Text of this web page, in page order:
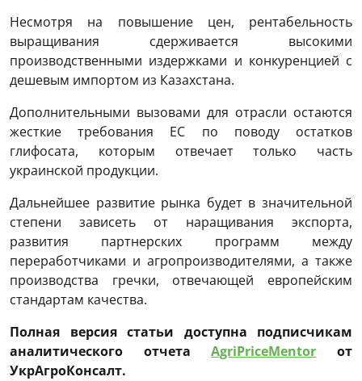
Несмотря на повышение цен, рентабельность
выращивания сдерживается высокими
производственными издержками и конкуренцией с
дешевым импортом из Казахстана.
Дополнительными вызовами для отрасли остаются
жесткие требования ЕС по поводу остатков
глифосата, которым отвечает только часть
украинской продукции.
Дальнейшее развитие рынка будет в значительной
степени зависеть от наращивания экспорта,
развития партнерских программ между
переработчиками и агропроизводителями, а также
производства гречки, отвечающей европейским
стандартам качества.
Полная версия статьи доступна подписчикам
аналитического отчетаAgriPriceMentor от
УкрАгроКонсалт.